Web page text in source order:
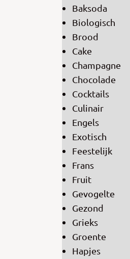
Baksoda
Biologisch
Brood
Cake
Champagne
Chocolade
Cocktails
Culinair
Engels
Exotisch
Feestelijk
Frans
Fruit
Gevogelte
Gezond
Grieks
Groente
Hapjes